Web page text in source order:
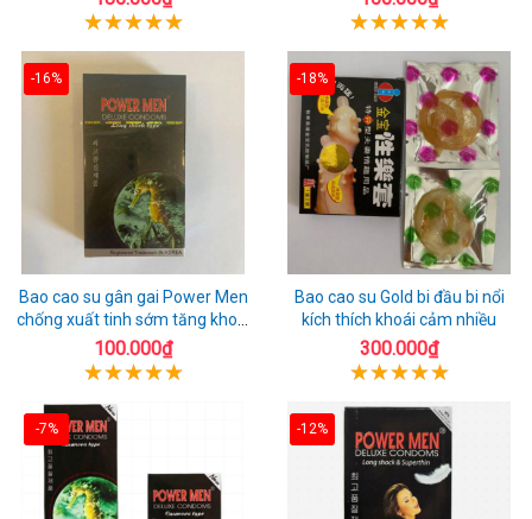
-16%
Bao cao su gân gai Power Men
chống xuất tinh sớm tăng khoái
cảm
100.000₫
-18%
Bao cao su Gold bi đầu bi nổi
kích thích khoái cảm nhiều
300.000₫
-7% -12%